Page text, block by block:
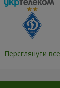
Переглянути все